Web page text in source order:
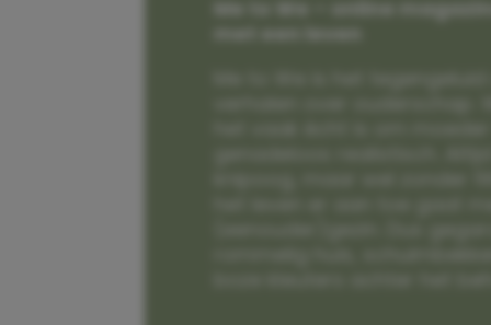
Me to We – online
met een leven